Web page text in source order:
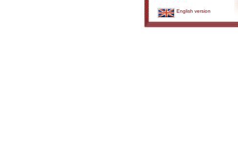
English version